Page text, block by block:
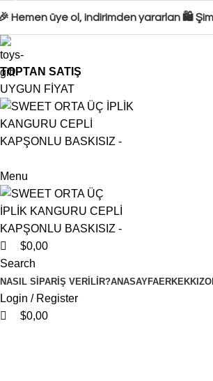
üye ol, indirimden yararlan 🛍️ Şimdi
TOPTAN SATIŞ
UYGUN FİYAT
Menu
0
$0,00
Search
NASIL SIPARIŞ VERILIR?ANASAYFAERKEKKIZ
Login / Register
0
$0,00
0